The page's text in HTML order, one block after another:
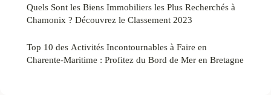
Quels Sont les Biens Immobiliers les Plus Recherchés à
Chamonix ? Découvrez le Classement 2023
Top 10 des Activités Incontournables à Faire en
Charente-Maritime : Profitez du Bord de Mer en Bretagne